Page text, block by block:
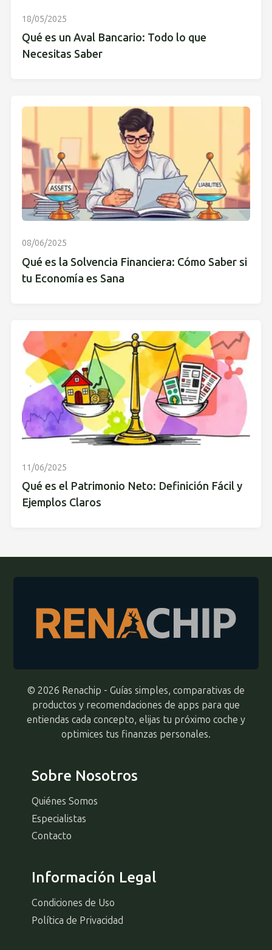
18/05/2025
Qué es un Aval Bancario: Todo lo que
Necesitas Saber
08/06/2025
Qué es la Solvencia Financiera: Cómo Saber si
tu Economía es Sana
11/06/2025
Qué es el Patrimonio Neto: Definición Fácil y
Ejemplos Claros
© 2026 Renachip - Guías simples, comparativas de
productos y recomendaciones de apps para que
entiendas cada concepto, elijas tu próximo coche y
optimices tus finanzas personales.
Sobre Nosotros
Quiénes Somos
Especialistas
Contacto
Información Legal
Condiciones de Uso
Política de Privacidad